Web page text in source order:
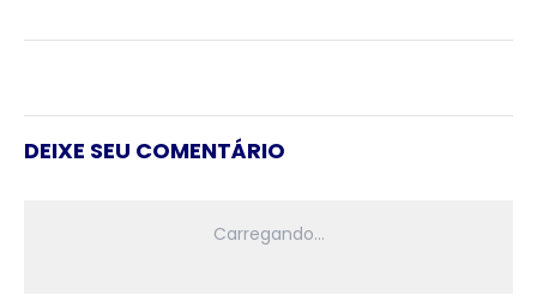
DEIXE SEU COMENTÁRIO